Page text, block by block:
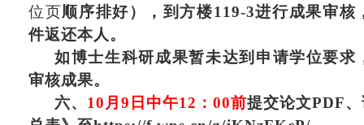
位页顺序排好）， 到方楼119-3进行成果审核
件返还本人。
如博士生科研成果暂未达到申请学位要求
审核成果。
六、 10 月9 日 中午12 ：00前提交论文PDF、